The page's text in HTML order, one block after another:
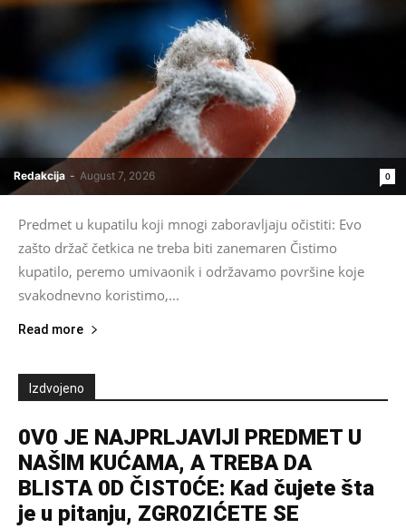
Redakcija - August 7, 2026 0
Predmet u kupatilu koji mnogi zaboravljaju očistiti: Evo
zašto držač četkica ne treba biti zanemaren Čistimo
kupatilo, peremo umivaonik i održavamo površine koje
svakodnevno koristimo,...
Read more
Izdvojeno
0V0 JE NAJPRLJAVlJl PREDMET U
NAŠlM KUĆAMA, A TREBA DA
BLISTA 0D ČIST0ĆE: Kad čujete šta
je u pitanju, ZGR0ZIĆETE SE